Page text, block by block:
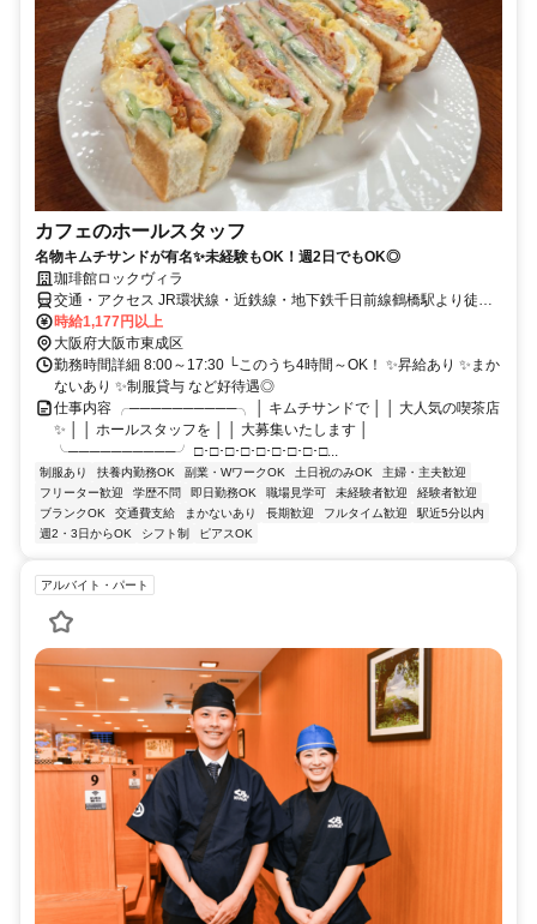
カフェのホールスタッフ
名物キムチサンドが有名✨未経験もOK！週2日でもOK◎
珈琲館ロックヴィラ
交通・アクセス JR環状線・近鉄線・地下鉄千日前線鶴橋駅より徒歩3
分
時給1,177円以上
大阪府大阪市東成区
勤務時間詳細 8:00～17:30 └このうち4時間～OK！ ✨昇給あり ✨まか
ないあり ✨制服貸与 など好待遇◎
仕事内容 ╭──────────╮ │ キムチサンドで │ │ 大人気の喫茶店
✨ │ │ ホールスタッフを │ │ 大募集いたします │
╰──────────╯ □･□･□･□･□･□･□･□･□...
制服あり 扶養内勤務OK 副業・WワークOK 土日祝のみOK
主婦・主夫歓迎
フリーター歓迎
学歴不問 即日勤務OK 職場見学可 未経験者歓迎
経験者歓迎
ブランクOK
交通費支給 まかないあり 長期歓迎 フルタイム歓迎
駅近5分以内
週2・3日からOK
シフト制 ピアスOK
アルバイト・パート